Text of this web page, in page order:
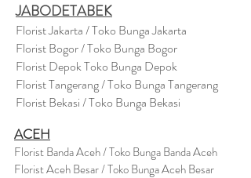
JABODETABEK
Florist Jakarta / Toko Bunga Jakarta
Florist Bogor / Toko Bunga Bogor
Florist Depok Toko Bunga Depok
Florist Tangerang / Toko Bunga Tangerang
Florist Bekasi / Toko Bunga Bekasi
ACEH
Florist Banda Aceh / Toko Bunga Banda Aceh
Florist Aceh Besar / Toko Bunga Aceh Besar